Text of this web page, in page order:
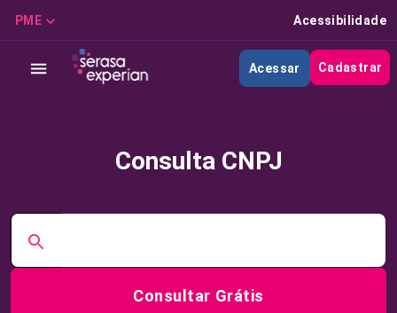
PME Acessibilidade
Acessar Cadastrar
Consulta CNPJ
Consultar Grátis